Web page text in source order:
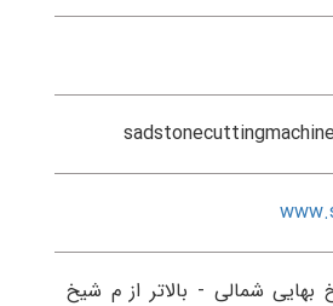
شمالی - بالاتر از م شیخ